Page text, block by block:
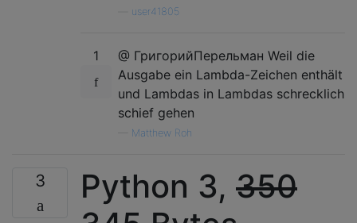
user41805
1
@ ГригорийПерельман Weil die
Ausgabe ein Lambda-Zeichen enthält
und Lambdas in Lambdas schrecklich
schief gehen
Matthew Roh
3 Python 3, 350